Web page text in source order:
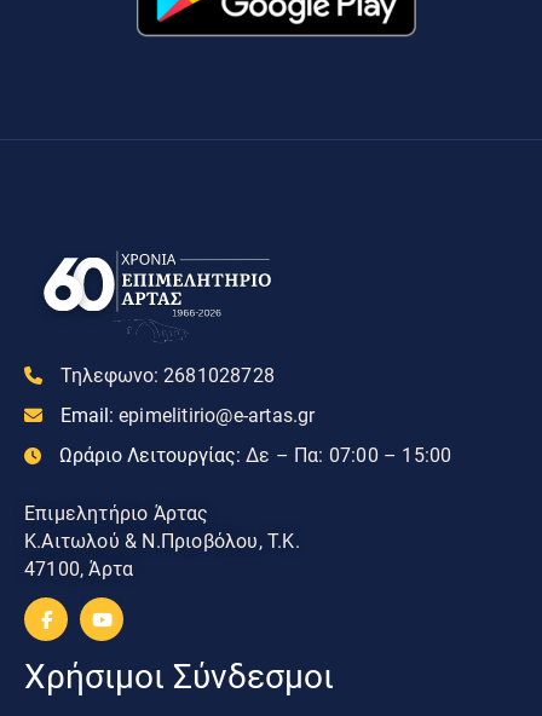
Τηλεφωνο: 2681028728
Email: epimelitirio@e-artas.gr
Ωράριο Λειτουργίας: Δε – Πα: 07:00 – 15:00
Επιμελητήριο Άρτας
Κ.Αιτωλού & Ν.Πριοβόλου, Τ.Κ.
47100, Άρτα
Χρήσιμοι Σύνδεσμοι